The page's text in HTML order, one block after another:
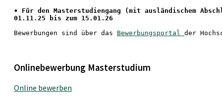
• Für den Masterstudiengang (mit ausländischem
01.11.25 bis zum 15.01.26
Bewerbungen sind über das Bewerbungsportal der
Onlinebewerbung Masterstudium
Online bewerben